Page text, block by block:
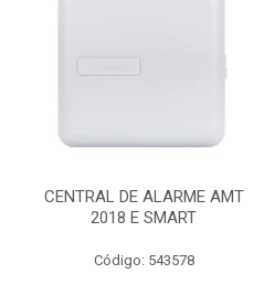
CENTRAL DE ALARME AMT
2018 E SMART
Código: 543578